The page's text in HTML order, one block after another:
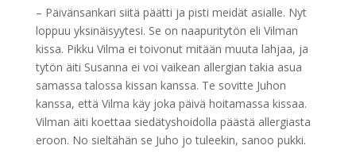
– Päivänsankari siitä päätti ja pisti meidät asialle. Nyt
loppuu yksinäisyytesi. Se on naapuritytön eli Vilman
kissa. Pikku Vilma ei toivonut mitään muuta lahjaa, ja
tytön äiti Susanna ei voi vaikean allergian takia asua
samassa talossa kissan kanssa. Te sovitte Juhon
kanssa, että Vilma käy joka päivä hoitamassa kissaa.
Vilman äiti koettaa siedätyshoidolla päästä allergiasta
eroon. No sieltähän se Juho jo tuleekin, sanoo pukki.